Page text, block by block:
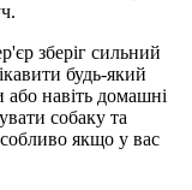
зберіг сильний
будь-який
навіть домашні
собаку та
якщо у вас